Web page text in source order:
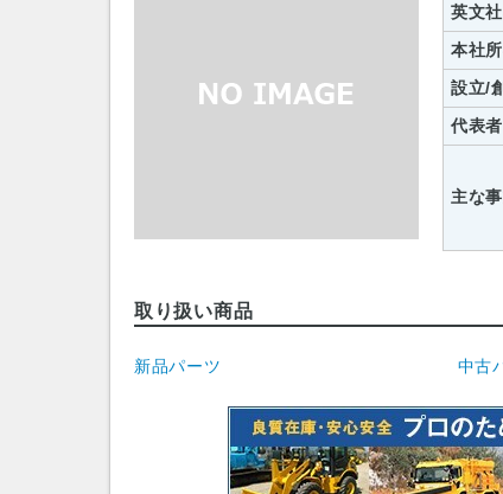
英文
本社
設立/
代表者
主な
取り扱い商品
新品パーツ 中古